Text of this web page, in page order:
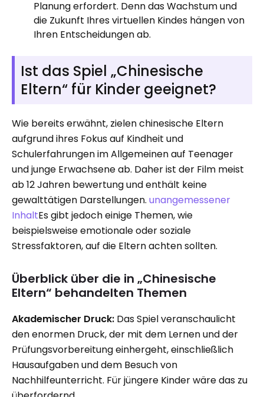
Planung erfordert. Denn das Wachstum und
die Zukunft Ihres virtuellen Kindes hängen von
Ihren Entscheidungen ab.
Ist das Spiel „Chinesische
Eltern“ für Kinder geeignet?
Wie bereits erwähnt, zielen chinesische Eltern
aufgrund ihres Fokus auf Kindheit und
Schulerfahrungen im Allgemeinen auf Teenager
und junge Erwachsene ab. Daher ist der Film meist
ab 12 Jahren bewertung und enthält keine
gewalttätigen Darstellungen. unangemessener
InhaltEs gibt jedoch einige Themen, wie
beispielsweise emotionale oder soziale
Stressfaktoren, auf die Eltern achten sollten.
Überblick über die in „Chinesische
Eltern“ behandelten Themen
Akademischer Druck: Das Spiel veranschaulicht
den enormen Druck, der mit dem Lernen und der
Prüfungsvorbereitung einhergeht, einschließlich
Hausaufgaben und dem Besuch von
Nachhilfeunterricht. Für jüngere Kinder wäre das zu